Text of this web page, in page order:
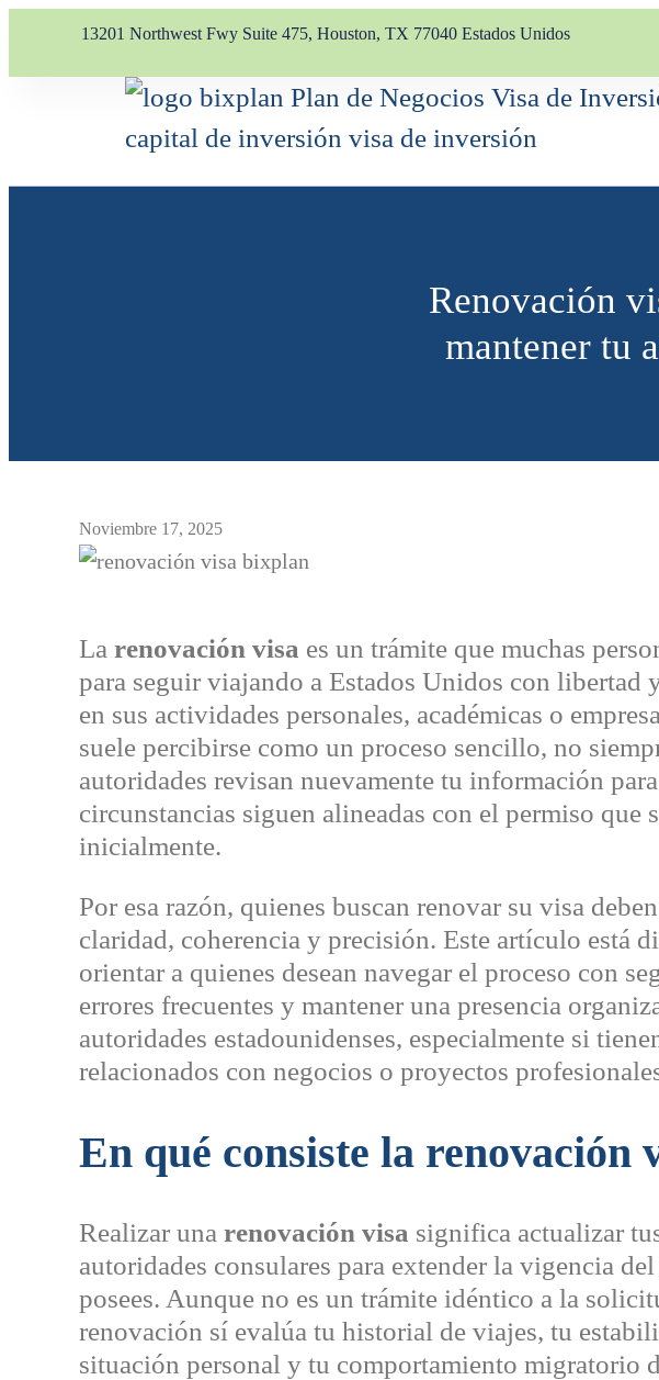
13201 Northwest Fwy Suite 475, Houston, TX 77040 Estados Unidos
Renovación
mantener tu
Noviembre 17, 2025
La renovación visa es un trámite que muchas
para seguir viajando a Estados Unidos con libertad
en sus actividades personales, académicas o
suele percibirse como un proceso sencillo, no
autoridades revisan nuevamente tu información
circunstancias siguen alineadas con el permiso que
inicialmente.
Por esa razón, quienes buscan renovar su visa
claridad, coherencia y precisión. Este artículo está
orientar a quienes desean navegar el proceso con
errores frecuentes y mantener una presencia
autoridades estadounidenses, especialmente si
relacionados con negocios o proyectos
En qué consiste la renovación
Realizar una renovación visa significa actualizar
autoridades consulares para extender la vigencia
posees. Aunque no es un trámite idéntico a la
renovación sí evalúa tu historial de viajes, tu
situación personal y tu comportamiento migratorio